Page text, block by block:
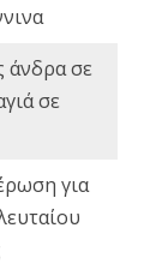
άνδρα σε
σε
για